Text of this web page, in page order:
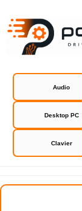
Audio
Desktop PC
Clavier